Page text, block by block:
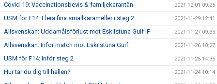
Covid-19: Vaccinationsbevis & familjekarantän 2021-12-01 09:25
USM för F14: Flera fina smällkarameller i steg 2 2021-11-29 12:41
Allsvenskan: Uddamålsförlust mot Eskilstuna Guif IF 2021-11-27 09:33
Allsvenskan: Inför match mot Eskilstuna Guif 2021-11-26 10:27
USM för F14: Inför steg 2 2021-11-25 14:35
Hur tar du dig till hallen? 2021-11-24 10:14